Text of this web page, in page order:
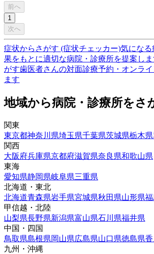
前へ
1
次へ
症状からさがす (症状チェッカー)気になる
果をもとに適切な病院・診療所を提案しま
がす歯医者さんの対面診療予約・オンラ
ます
地域から病院・診療所をさ
関東
東京都神奈川県埼玉県千葉県茨城県栃木県
関西
大阪府兵庫県京都府滋賀県奈良県和歌山県
東海
愛知県静岡県岐阜県三重県
北海道・東北
北海道青森県岩手県宮城県秋田県山形県
甲信越・北陸
山梨県長野県新潟県富山県石川県福井県
中国・四国
鳥取県島根県岡山県広島県山口県徳島県
九州・沖縄